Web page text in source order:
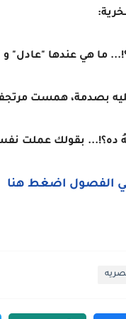
ما هي عندها "عادل" و
بصدمة، همست
ده؟!... بقولك عملت
الفصول اضغط هنا